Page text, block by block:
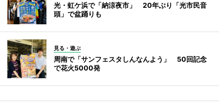
光・虹ケ浜で「納涼夜市」 20年ぶり「光市民音
頭」で盆踊りも
見る・遊ぶ
周南で「サンフェスタしんなんよう」 50回記念
で花火5000発